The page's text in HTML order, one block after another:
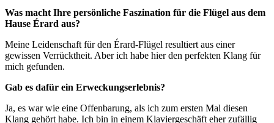
Was macht Ihre persönliche Faszination für die Flügel aus dem
Hause Érard aus?
Meine Leidenschaft für den Érard-Flügel resultiert aus einer
gewissen Verrücktheit. Aber ich habe hier den perfekten Klang für
mich gefunden.
Gab es dafür ein Erweckungserlebnis?
Ja, es war wie eine Offenbarung, als ich zum ersten Mal diesen
Klang gehört habe. Ich bin in einem Klaviergeschäft eher zufällig